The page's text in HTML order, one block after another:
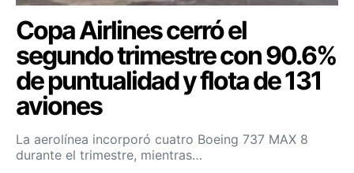
Copa Airlines cerró el
segundo trimestre con 90.6%
de puntualidad y flota de 131
aviones
La aerolínea incorporó cuatro Boeing 737 MAX 8
durante el trimestre, mientras…